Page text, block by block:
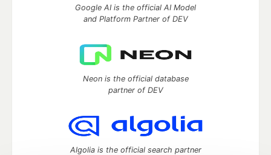
Google AI is the official AI Model
and Platform Partner of DEV
Neon is the official database
partner of DEV
Algolia is the official search partner